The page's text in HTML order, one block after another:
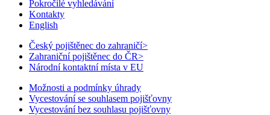
Pokročilé vyhledávání
Kontakty
English
Český pojištěnec do zahraničí>
Zahraniční pojištěnec do ČR>
Národní kontaktní místa v EU
Možnosti a podmínky úhrady
Vycestování se souhlasem pojišťovny
Vycestování bez souhlasu pojišťovny